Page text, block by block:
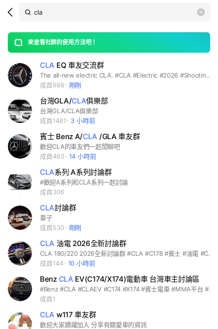
Search
OpenChats
messages
search
area
來查看社群的使用方法吧！
open
CLA EQ 車友交流群
The all-new​ electric CLA. #CLA #Electric #2026 #Shooting #Brake
成員988
剛剛
台灣GLA/CLA俱樂部
台灣GLA/CLA俱樂部
成員1461
3 小時前
賓士 Benz A/CLA /GLA 車友群
歡迎CLA的車友們一起閒聊吧
成員463
14 小時前
CLA系列 A系列討論群
#歡迎A系列和CLA系列一起討論
成員306
CLA討論群
車子
成員530
剛剛
CLA 油電 2026全新討論群
CLA 180/220 2026全新討論群 #CLA #C178 #賓士 #油電 #CLA180 #CLA220 #汽油 #全新
成員144
10 小時前
Benz CLA EV(C174/X174)電動車 台灣車主討論區
#Benz #CLA #CLAEV #C174 #X174 #賓士電車 #MMA平台 #台灣車主俱樂部 #電動車
成員1
CLA w117 車友群
歡迎大家踴躍加入 分享有關愛車的資訊